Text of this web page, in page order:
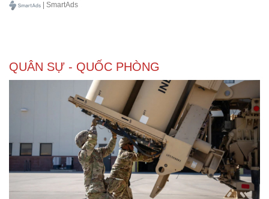
| SmartAds
QUÂN SỰ - QUỐC PHÒNG